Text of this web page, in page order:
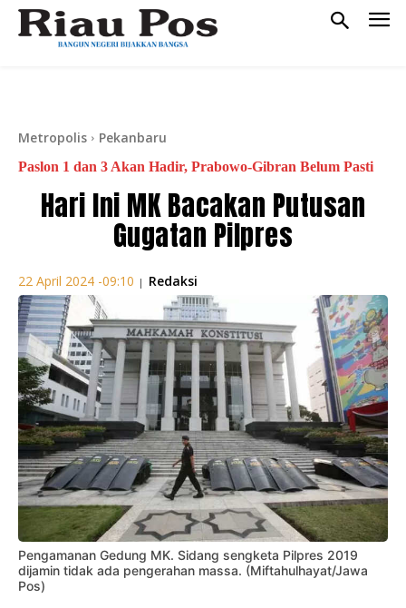
Metropolis Pekanbaru
Paslon 1 dan 3 Akan Hadir, Prabowo-Gibran Belum Pasti
Hari Ini MK Bacakan Putusan
Gugatan Pilpres
22 April 2024 -09:10 | Redaksi
Pengamanan Gedung MK. Sidang sengketa Pilpres 2019
dijamin tidak ada pengerahan massa. (Miftahulhayat/Jawa
Pos)